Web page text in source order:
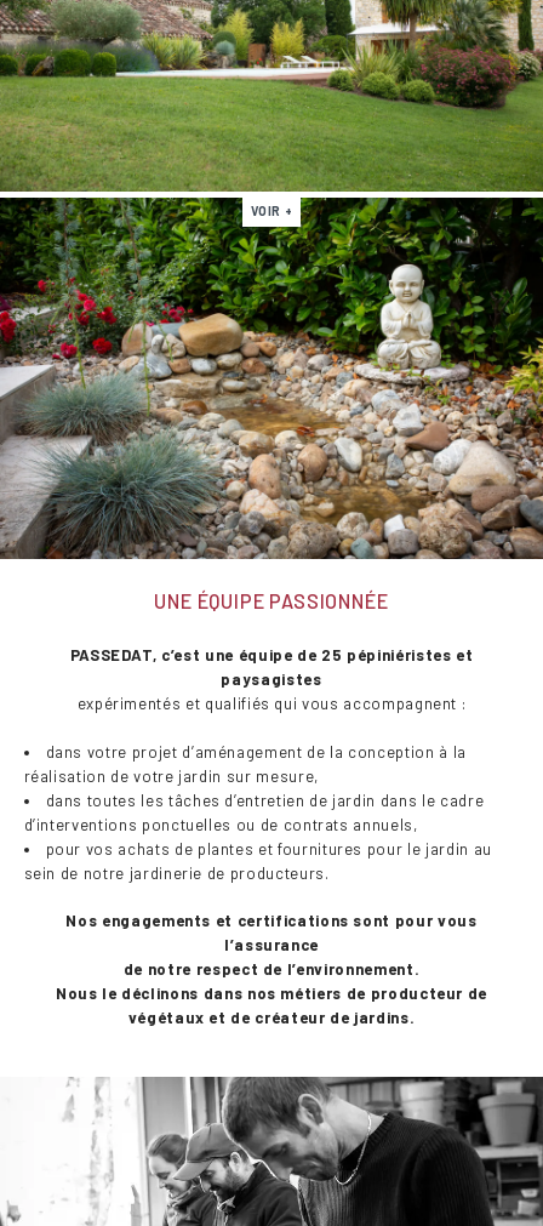
VOIR +
UNE ÉQUIPE PASSIONNÉE
PASSEDAT, c’est une équipe de 25 pépiniéristes et
paysagistes
expérimentés et qualifiés qui vous accompagnent :
dans votre projet d’aménagement de la conception à la
réalisation de votre jardin sur mesure,
dans toutes les tâches d’entretien de jardin dans le cadre
d’interventions ponctuelles ou de contrats annuels,
pour vos achats de plantes et fournitures pour le jardin au
sein de notre jardinerie de producteurs.
Nos engagements et certifications sont pour vous
l’assurance
de notre respect de l’environnement.
Nous le déclinons dans nos métiers de producteur de
végétaux et de créateur de jardins.